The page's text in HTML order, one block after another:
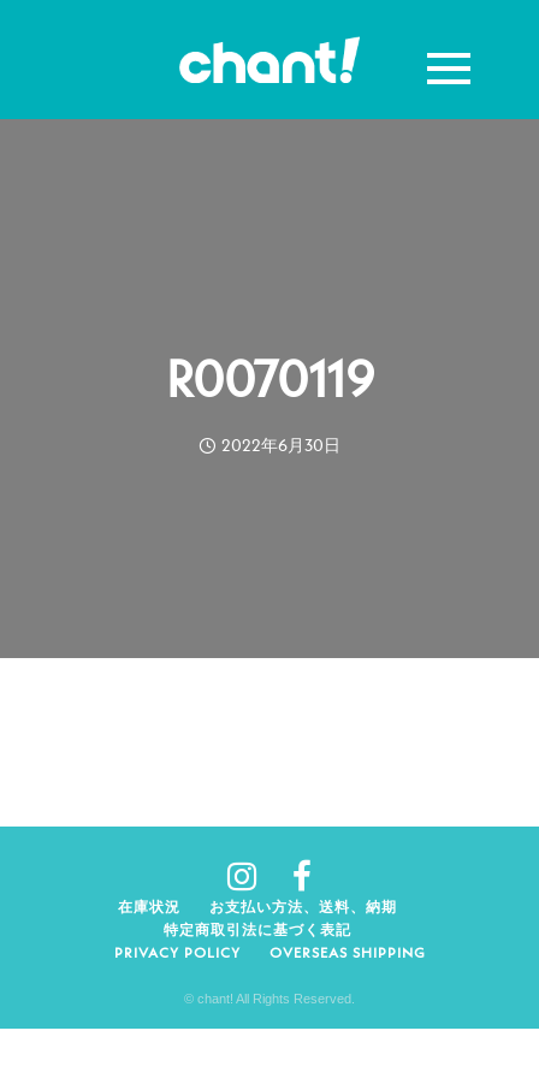
R0070119
2022年6月30日
在庫状況
お支払い方法、送料、納期
特定商取引法に基づく表記
PRIVACY POLICY
OVERSEAS SHIPPING
© chant! All Rights Reserved.